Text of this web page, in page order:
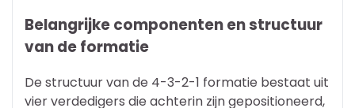
Belangrijke componenten en structuur
van de formatie
De structuur van de 4-3-2-1 formatie bestaat uit
vier verdedigers die achterin zijn gepositioneerd,